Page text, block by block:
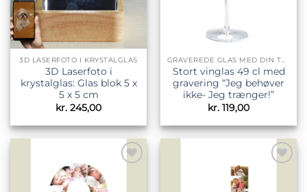
3D LASERFOTO I KRYSTALGLAS
3D Laserfoto i
krystalglas: Glas blok 5 x
5 x 5 cm
kr. 245,00
Stort vinglas 49 cl med
gravering “Jeg behøver
ikke- Jeg trænger!”
kr. 119,00
ønskeliste